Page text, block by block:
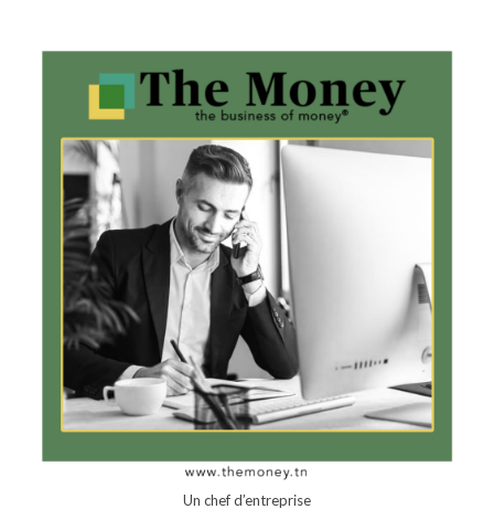
Un chef d’entreprise